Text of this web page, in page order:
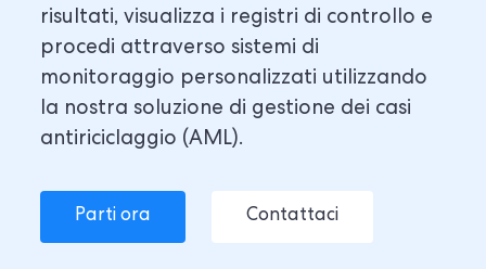
risultati, visualizza i registri di controllo e
procedi attraverso sistemi di
monitoraggio personalizzati utilizzando
la nostra soluzione di gestione dei casi
antiriciclaggio (AML).
Parti ora Contattaci